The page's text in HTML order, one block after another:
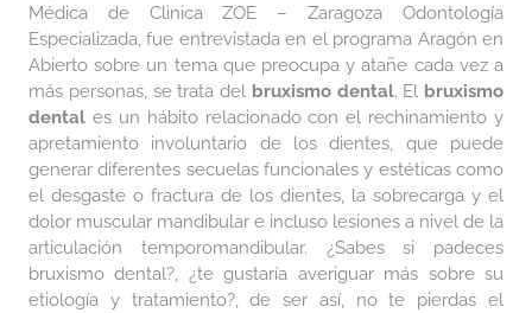
Médica de Clinica ZOE – Zaragoza Odontología
Especializada, fue entrevistada en el programa Aragón en
Abierto sobre un tema que preocupa y atañe cada vez a
más personas, se trata del bruxismo dental. El bruxismo
dental es un hábito relacionado con el rechinamiento y
apretamiento involuntario de los dientes, que puede
generar diferentes secuelas funcionales y estéticas como
el desgaste o fractura de los dientes, la sobrecarga y el
dolor muscular mandibular e incluso lesiones a nivel de la
articulación temporomandibular. ¿Sabes si padeces
bruxismo dental?, ¿te gustaría averiguar más sobre su
etiología y tratamiento?, de ser así, no te pierdas el